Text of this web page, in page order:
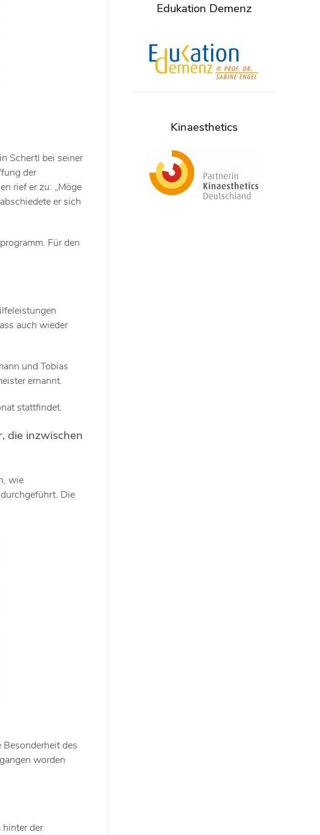
Schertl bei seiner
der
rief er zu: „Möge
er sich
Für den
auch wieder
und Tobias
ernannt.
stattfindet.
die inzwischen
wie
Die
Besonderheit des
worden
hinter der
Edukation Demenz
Kinaesthetics